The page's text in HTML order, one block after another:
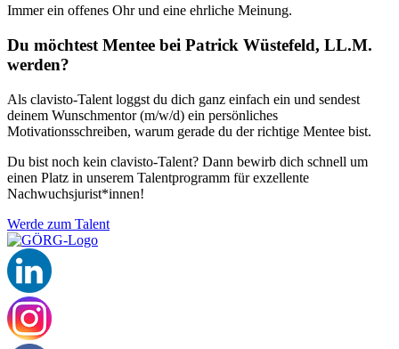
Immer ein offenes Ohr und eine ehrliche Meinung.
Du möchtest Mentee bei Patrick Wüstefeld, LL.M.
werden?
Als clavisto-Talent loggst du dich ganz einfach ein und sendest
deinem Wunschmentor (m/w/d) ein persönliches
Motivationsschreiben, warum gerade du der richtige Mentee bist.
Du bist noch kein clavisto-Talent? Dann bewirb dich schnell um
einen Platz in unserem Talentprogramm für exzellente
Nachwuchsjurist*innen!
Werde zum Talent